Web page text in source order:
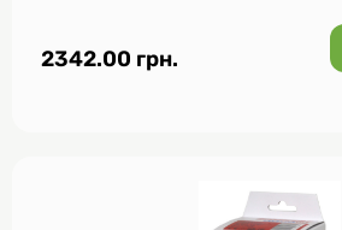
2342.00 грн.